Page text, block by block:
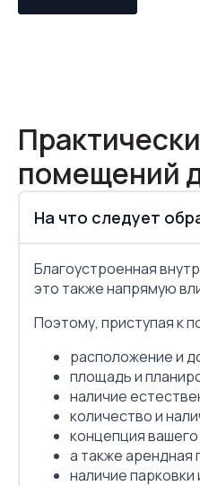
помещений
На что следует
Благоустроенная
это также напрямую
Поэтому, приступая к
расположение и
площадь и
наличие
количество и
концепция
а также арендная
наличие